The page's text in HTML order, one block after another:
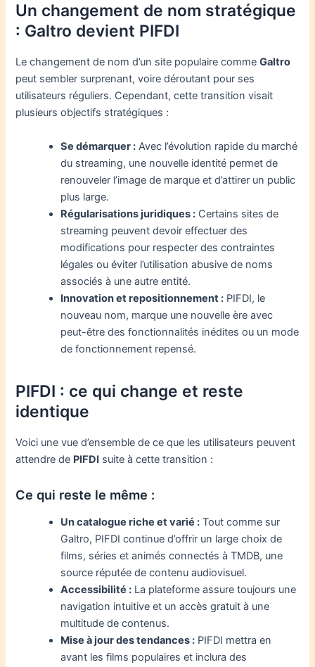
Un changement de nom stratégique
: Galtro devient PIFDI
Le changement de nom d’un site populaire commeGaltro
peut sembler surprenant, voire déroutant pour ses
utilisateurs réguliers. Cependant, cette transition visait
plusieurs objectifs stratégiques :
Se démarquer : Avec l’évolution rapide du marché
du streaming, une nouvelle identité permet de
renouveler l’image de marque et d’attirer un public
plus large.
Régularisations juridiques : Certains sites de
streaming peuvent devoir effectuer des
modifications pour respecter des contraintes
légales ou éviter l’utilisation abusive de noms
associés à une autre entité.
Innovation et repositionnement : PIFDI, le
nouveau nom, marque une nouvelle ère avec
peut-être des fonctionnalités inédites ou un mode
de fonctionnement repensé.
PIFDI : ce qui change et reste
identique
Voici une vue d’ensemble de ce que les utilisateurs peuvent
attendre de PIFDI suite à cette transition :
Ce qui reste le même :
Un catalogue riche et varié : Tout comme sur
Galtro, PIFDI continue d’offrir un large choix de
films, séries et animés connectés à TMDB, une
source réputée de contenu audiovisuel.
Accessibilité : La plateforme assure toujours une
navigation intuitive et un accès gratuit à une
multitude de contenus.
Mise à jour des tendances : PIFDI mettra en
avant les films populaires et inclura des